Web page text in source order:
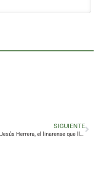
SIGUIENTE
Jesús Herrera, el linarense que lleva la música clásica más allá del atril